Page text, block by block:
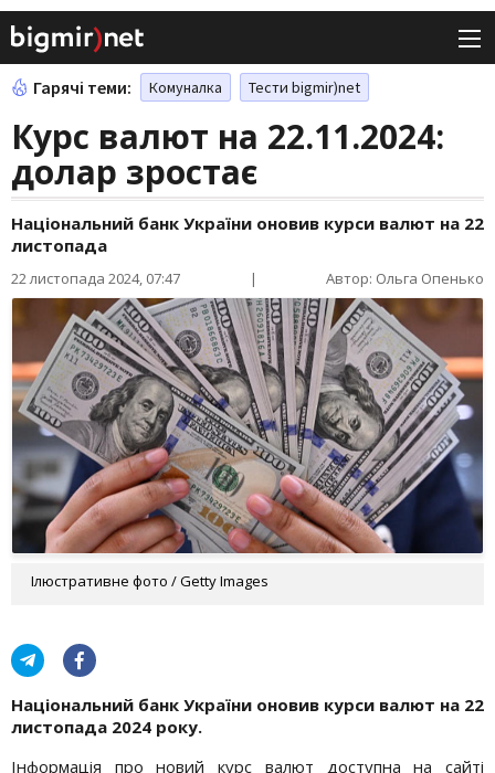
Гарячі теми: Комуналка Тести bigmir)net
Курс валют на 22.11.2024:
долар зростає
Національний банк України оновив курси валют на 22
листопада
22 листопада 2024, 07:47 | Автор: Ольга Опенько
Ілюстративне фото / Getty Images
Національний банк України оновив курси валют на 22
листопада 2024 року.
Інформація про новий курс валют доступна на сайті